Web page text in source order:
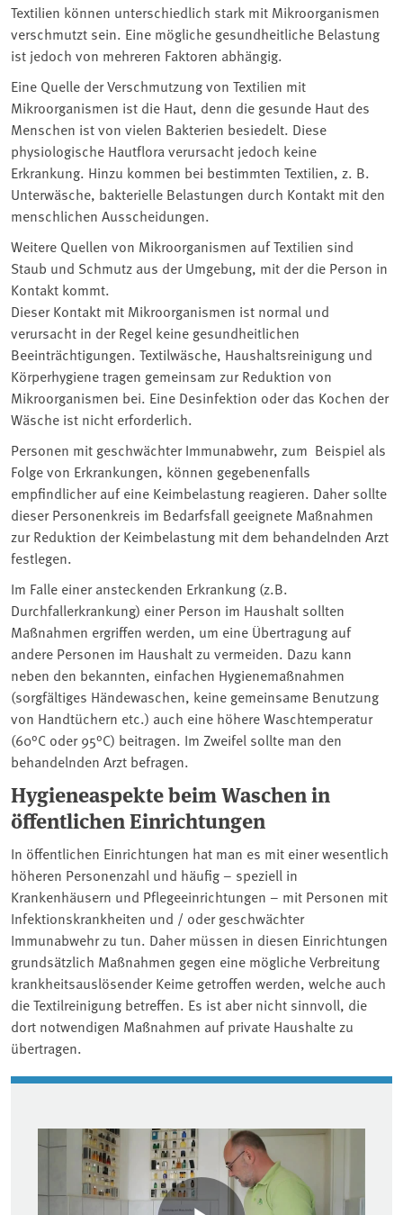
Textilien können unterschiedlich stark mit Mikroorganismen
verschmutzt sein. Eine mögliche gesundheitliche Belastung
ist jedoch von mehreren Faktoren abhängig.
Eine Quelle der Verschmutzung von Textilien mit
Mikroorganismen ist die Haut, denn die gesunde Haut des
Menschen ist von vielen Bakterien besiedelt. Diese
physiologische Hautflora verursacht jedoch keine
Erkrankung. Hinzu kommen bei bestimmten Textilien, z. B.
Unterwäsche, bakterielle Belastungen durch Kontakt mit den
menschlichen Ausscheidungen.
Weitere Quellen von Mikroorganismen auf Textilien sind
Staub und Schmutz aus der Umgebung, mit der die Person in
Kontakt kommt.
Dieser Kontakt mit Mikroorganismen ist normal und
verursacht in der Regel keine gesundheitlichen
Beeinträchtigungen. Textilwäsche, Haushaltsreinigung und
Körperhygiene tragen gemeinsam zur Reduktion von
Mikroorganismen bei. Eine Desinfektion oder das Kochen der
Wäsche ist nicht erforderlich.
Personen mit geschwächter Immunabwehr, zum Beispiel als
Folge von Erkrankungen, können gegebenenfalls
empfindlicher auf eine Keimbelastung reagieren. Daher sollte
dieser Personenkreis im Bedarfsfall geeignete Maßnahmen
zur Reduktion der Keimbelastung mit dem behandelnden Arzt
festlegen.
Im Falle einer ansteckenden Erkrankung (z.B.
Durchfallerkrankung) einer Person im Haushalt sollten
Maßnahmen ergriffen werden, um eine Übertragung auf
andere Personen im Haushalt zu vermeiden. Dazu kann
neben den bekannten, einfachen Hygienemaßnahmen
(sorgfältiges Händewaschen, keine gemeinsame Benutzung
von Handtüchern etc.) auch eine höhere Waschtemperatur
(60°C oder 95°C) beitragen. Im Zweifel sollte man den
behandelnden Arzt befragen.
Hygieneaspekte beim Waschen in
öffentlichen Einrichtungen
In öffentlichen Einrichtungen hat man es mit einer wesentlich
höheren Personenzahl und häufig – speziell in
Krankenhäusern und Pflegeeinrichtungen – mit Personen mit
Infektionskrankheiten und / oder geschwächter
Immunabwehr zu tun. Daher müssen in diesen Einrichtungen
grundsätzlich Maßnahmen gegen eine mögliche Verbreitung
krankheitsauslösender Keime getroffen werden, welche auch
die Textilreinigung betreffen. Es ist aber nicht sinnvoll, die
dort notwendigen Maßnahmen auf private Haushalte zu
übertragen.
Associated content